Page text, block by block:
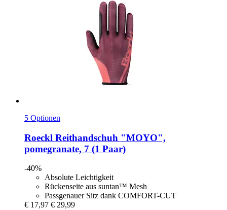
5 Optionen
Roeckl Reithandschuh "MOYO",
pomegranate, 7 (1 Paar)
-40%
Absolute Leichtigkeit
Rückenseite aus suntan™ Mesh
Passgenauer Sitz dank COMFORT-CUT
€ 17,97 € 29,99